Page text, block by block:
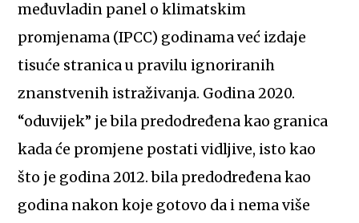
međuvladin panel o klimatskim
promjenama (IPCC) godinama već izdaje
tisuće stranica u pravilu ignoriranih
znanstvenih istraživanja. Godina 2020.
“oduvijek” je bila predodređena kao granica
kada će promjene postati vidljive, isto kao
što je godina 2012. bila predodređena kao
godina nakon koje gotovo da i nema više